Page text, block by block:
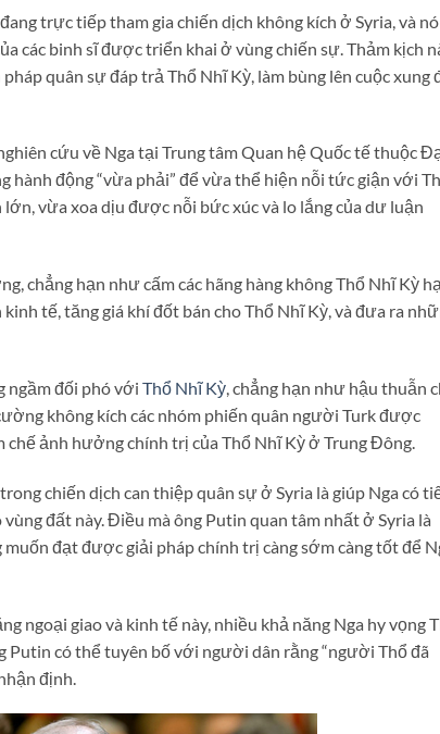
trực tiếp tham gia chiến dịch không kích ở Syria, và
các binh sĩ được triển khai ở vùng chiến sự. Thảm kịch
quân sự đáp trả Thổ Nhĩ Kỳ, làm bùng lên cuộc xung
cứu về Nga tại Trung tâm Quan hệ Quốc tế thuộc
hành động “vừa phải” để vừa thể hiện nỗi tức giận với
vừa xoa dịu được nỗi bức xúc và lo lắng của dư luận
chẳng hạn như cấm các hãng hàng không Thổ Nhĩ Kỳ hạ
tế, tăng giá khí đốt bán cho Thổ Nhĩ Kỳ, và đưa ra
ngầm đối phó với Thổ Nhĩ Kỳ, chẳng hạn như hậu thuẫn
không kích các nhóm phiến quân người Turk được
ảnh hưởng chính trị của Thổ Nhĩ Kỳ ở Trung Đông.
chiến dịch can thiệp quân sự ở Syria là giúp Nga có
đất này. Điều mà ông Putin quan tâm nhất ở Syria là
đạt được giải pháp chính trị càng sớm càng tốt để
ngoại giao và kinh tế này, nhiều khả năng Nga hy vọng
Putin có thể tuyên bố với người dân rằng “người Thổ đã
định.